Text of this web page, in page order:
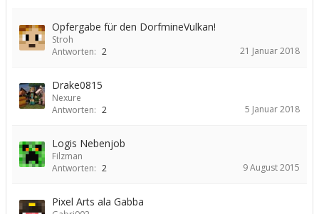
Opfergabe für den DorfmineVulkan!
Stroh
Antworten: 2 21 Januar 2018
Drake0815
Nexure
Antworten: 2 5 Januar 2018
Logis Nebenjob
Filzman
Antworten: 2 9 August 2015
Pixel Arts ala Gabba